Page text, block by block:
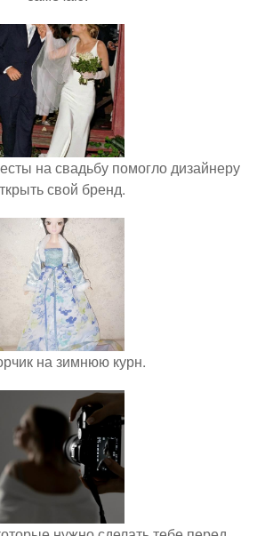
на свадьбу помогло дизайнеру
свой бренд.
на зимнюю курн.